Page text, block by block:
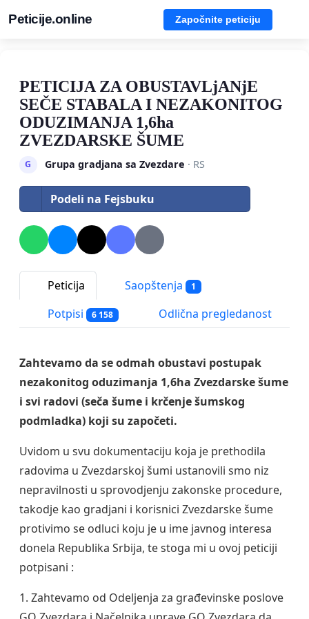
Peticije.online Započnite peticiju
PETICIJA ZA OBUSTAVLjANjE
SEČE STABALA I NEZAKONITOG
ODUZIMANJA 1,6ha
ZVEZDARSKE ŠUME
G Grupa gradjana sa Zvezdare · RS
Podeli na Fejsbuku
Peticija Saopštenja 1
Potpisi 6 158 Odlična pregledanost
Zahtevamo da se odmah obustavi postupak
nezakonitog oduzimanja 1,6ha Zvezdarske šume
i svi radovi (seča šume i krčenje šumskog
podmladka) koji su započeti.
Uvidom u svu dokumentaciju koja je prethodila
radovima u Zvezdarskoj šumi ustanovili smo niz
nepravilnosti u sprovodjenju zakonske procedure,
takodje kao gradjani i korisnici Zvezdarske šume
protivimo se odluci koju je u ime javnog interesa
donela Republika Srbija, te stoga mi u ovoj peticiji
potpisani :
1. Zahtevamo od Odeljenja za građevinske poslove